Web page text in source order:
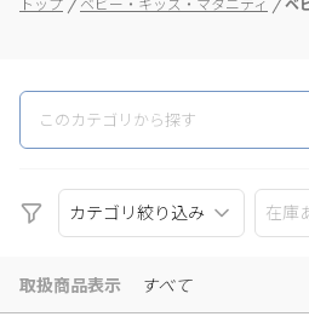
トップ ベビー・キッズ・マタニティ ベ
カテゴリ絞り込み 在庫
取扱商品表示 すべて